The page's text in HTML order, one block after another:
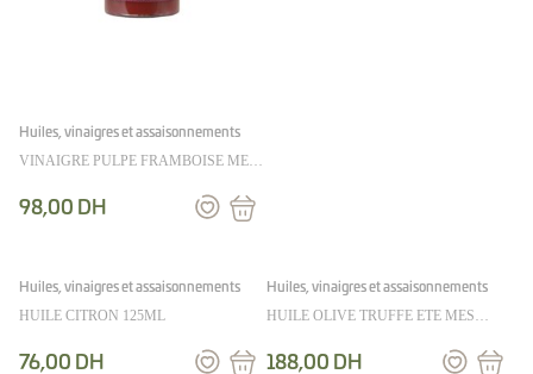
Huiles, vinaigres et assaisonnements
VINAIGRE PULPE FRAMBOISE MES
98,00 DH
Huiles, vinaigres et assaisonnements
HUILE CITRON 125ML
76,00 DH
Huiles, vinaigres et assaisonnements
HUILE OLIVE TRUFFE ETE MES
188,00 DH